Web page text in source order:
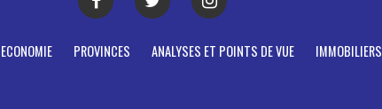
ECONOMIE PROVINCES ANALYSES ET POINTS DE VUE IMMOBILIERS